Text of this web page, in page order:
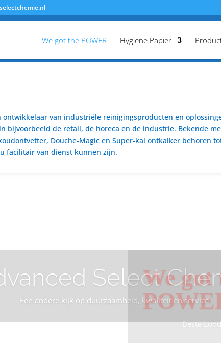
We got the POWER Hygiene Papier
ontwikkelaar van industriële reinigingsproducten en
bijvoorbeeld de retail, de horeca en de industrie. Bekende
Douche-Magic en Super-kal ontkalker behoren
facilitair van dienst kunnen zijn.
Select
Een andere kijk op duurzaamheid, kwaliteit en service
We got
Beste